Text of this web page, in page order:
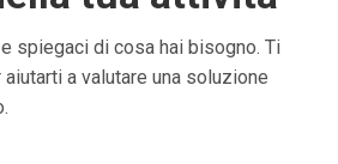
spiegaci di cosa hai bisogno. Ti
a valutare una soluzione